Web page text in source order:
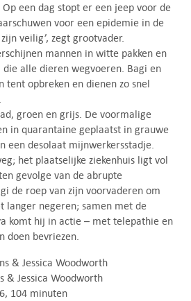
een dag stopt er een jeep voor de
voor een epidemie in de
veilig’, zegt grootvader.
mannen in witte pakken en
alle dieren wegvoeren. Bagi en
opbreken en dienen zo snel
groen en grijs. De voormalige
in quarantaine geplaatst in grauwe
een desolaat mijnwerkersstadje.
het plaatselijke ziekenhuis ligt vol
gevolge van de abrupte
de roep van zijn voorvaderen om
langer negeren; samen met de
komt hij in actie – met telepathie en
doen bevriezen.
& Jessica Woodworth
& Jessica Woodworth
104 minuten